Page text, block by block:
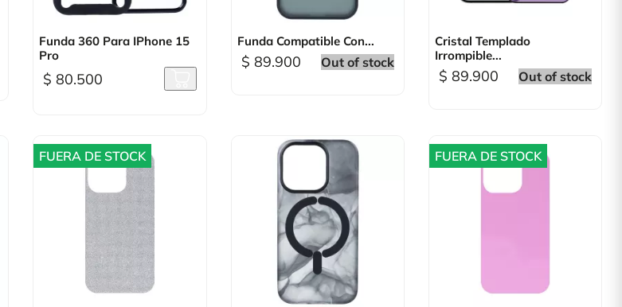
Vista rápida
Funda 360 Para IPhone 15
Pro
$ 80.500
Vista rápida
Funda Compatible Con...
$ 89.900 Out of stock
Vista rápida
Cristal Templado
Irrompible...
$ 89.900 Out of stock
FUERA DE STOCK FUERA DE STOCK